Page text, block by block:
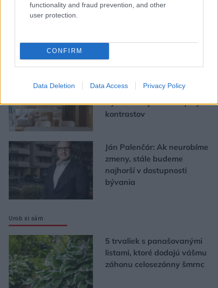
functionality and fraud prevention, and other
user protection.
CONFIRM
Data Deletion Data Access Privacy Policy
pôvodný charakter bytu.
Výsledkom je interiér plný
kontrastov
Ján Palenčár: Ak neurobíme
zmeny, stále budeme
najhorší v dostupnosti
bývania
Urob si sám
5 trvaliek s panašovanými
listami, ktoré dodajú vášmu
záhonu celosezónny šmrnc